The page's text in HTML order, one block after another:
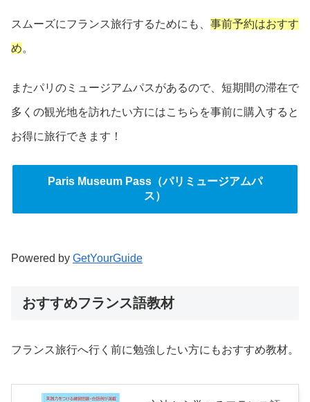
スムーズにフランス旅行するためにも、 事前予約はおすす
め。
またパリのミュージアムパスがあるので、短期間の滞在で
多くの観光地を訪れたい方にはこちらを事前に購入すると
お得に旅行できます！
Paris Museum Pass（パリミュージアムパ
ス）
Powered by GetYourGuide
おすすめフランス語教材
フランス旅行へ行く前に勉強したい方にもおすすめ教材。